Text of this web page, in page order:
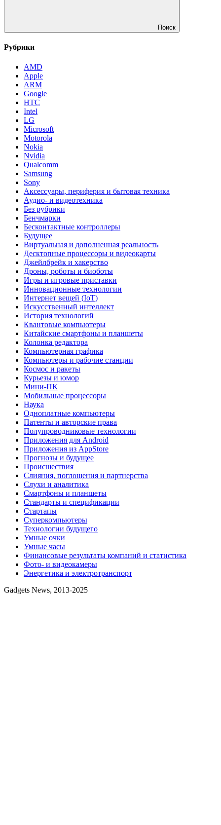
Поиск
Рубрики
AMD
Apple
ARM
Google
HTC
Intel
LG
Microsoft
Motorola
Nokia
Nvidia
Qualcomm
Samsung
Sony
Аксессуары, периферия и бытовая техника
Аудио- и видеотехника
Без рубрики
Бенчмарки
Бесконтактные контроллеры
Будущее
Виртуальная и дополненная реальность
Десктопные процессоры и видеокарты
Джейлбрейк и хакерство
Дроны, роботы и биоботы
Игры и игровые приставки
Инновационные технологии
Интернет вещей (IoT)
Искусственный интеллект
История технологий
Квантовые компьютеры
Китайские смартфоны и планшеты
Колонка редактора
Компьютерная графика
Компьютеры и рабочие станции
Космос и ракеты
Курьезы и юмор
Мини-ПК
Мобильные процессоры
Наука
Одноплатные компьютеры
Патенты и авторские права
Полупроводниковые технологии
Приложения для Android
Приложения из AppStore
Прогнозы и будущее
Происшествия
Слияния, поглощения и партнерства
Слухи и аналитика
Смартфоны и планшеты
Стандарты и спецификации
Стартапы
Суперкомпьютеры
Технологии будущего
Умные очки
Умные часы
Финансовые результаты компаний и статистика
Фото- и видеокамеры
Энергетика и электротранспорт
Gadgets News, 2013-2025